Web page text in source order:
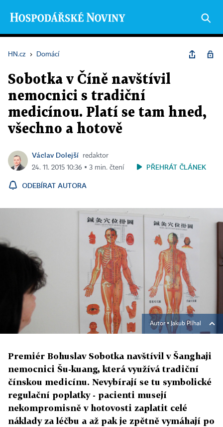
HN.cz › Domácí
Sobotka v Číně navštívil
nemocnici s tradiční
medicínou. Platí se tam hned,
všechno a hotově
Václav Dolejší
redaktor
24. 11. 2015 10:36 ▪ 3 min. čtení
PŘEHRÁT ČLÁNEK
ODEBÍRAT AUTORA
Autor ▪ Jakub Plíhal
Premiér Bohuslav Sobotka navštívil v Šanghaji
nemocnici Šu-kuang, která využívá tradiční
čínskou medicínu. Nevybírají se tu symbolické
regulační poplatky - pacienti musejí
nekompromisně v hotovosti zaplatit celé
náklady za léčbu a až pak je zpětně vymáhají po